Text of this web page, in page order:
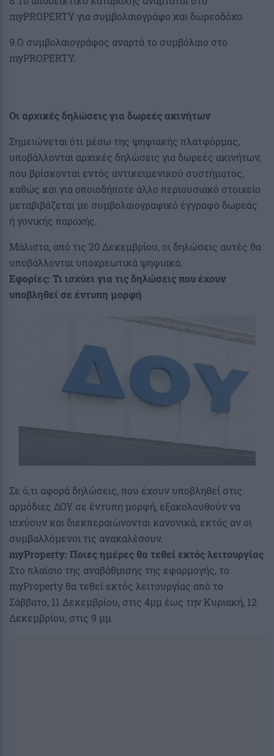
myPROPERTY για συμβολαιογράφο και δωρεοδόχο.
9.Ο συμβολαιογράφος αναρτά το συμβόλαιο στo
myPROPERTY.
Οι αρχικές δηλώσεις για δωρεές ακινήτων
Σημειώνεται ότι μέσω της ψηφιακής πλατφόρμας,
υποβάλλονται αρχικές δηλώσεις για δωρεές ακινήτων,
που βρίσκονται εντός αντικειμενικού συστήματος,
καθώς και για οποιοδήποτε άλλο περιουσιακό στοιχείο
μεταβιβάζεται με συμβολαιογραφικό έγγραφο δωρεάς
ή γονικής παροχής.
Μάλιστα, από τις 20 Δεκεμβρίου, οι δηλώσεις αυτές θα
υποβάλλονται υποχρεωτικά ψηφιακά.
Εφορίες: Τι ισχύει για τις δηλώσεις που έχουν
υποβληθεί σε έντυπη μορφή
Σε ό,τι αφορά δηλώσεις, που έχουν υποβληθεί στις
αρμόδιες ΔΟΥ σε έντυπη μορφή, εξακολουθούν να
ισχύουν και διεκπεραιώνονται κανονικά, εκτός αν οι
συμβαλλόμενοι τις ανακαλέσουν.
myProperty: Ποιες ημέρες θα τεθεί εκτός λειτουργίας
Στο πλαίσιο της αναβάθμισης της εφαρμογής, το
myProperty θα τεθεί εκτός λειτουργίας από το
Σάββατο, 11 Δεκεμβρίου, στις 4μμ έως την Κυριακή, 12
Δεκεμβρίου, στις 9 μμ